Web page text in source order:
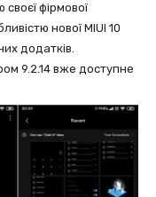
фірмової
нової MIUI 10
додатків.
9.2.14 вже доступне